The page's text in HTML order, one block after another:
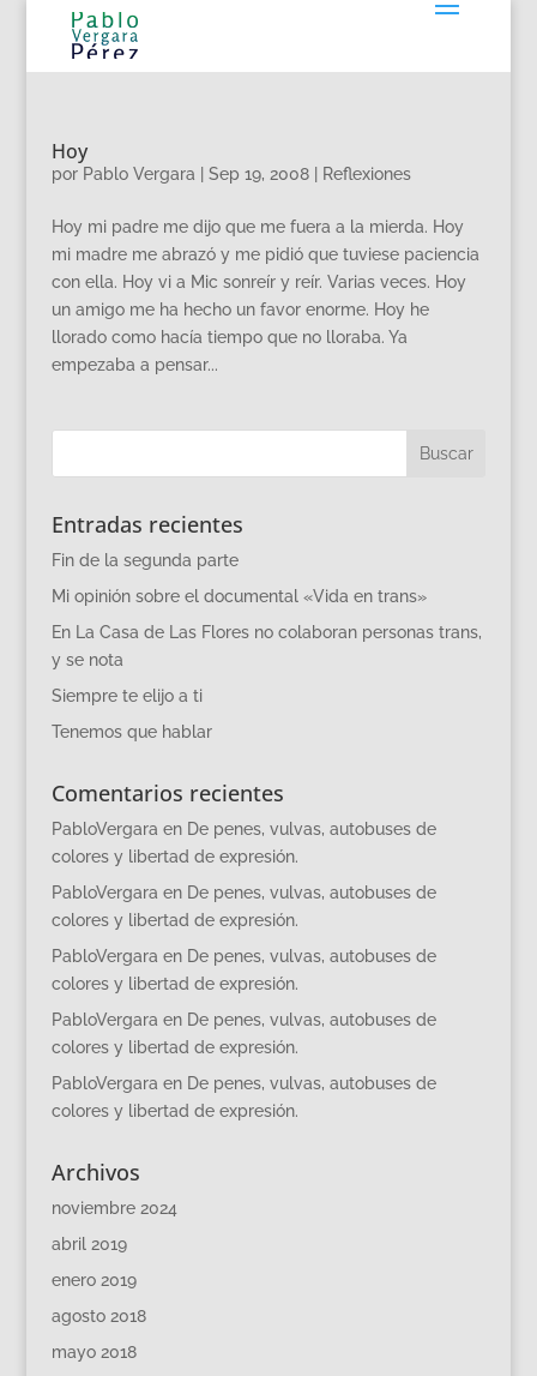
Hoy
por Pablo Vergara Sep 19, 2008| Reflexiones
Hoy mi padre me dijo que me fuera a la mierda. Hoy
mi madre me abrazó y me pidió que tuviese paciencia
con ella. Hoy vi a Mic sonreír y reír. Varias veces. Hoy
un amigo me ha hecho un favor enorme. Hoy he
llorado como hacía tiempo que no lloraba. Ya
empezaba a pensar...
Entradas recientes
Fin de la segunda parte
Mi opinión sobre el documental «Vida en trans»
En La Casa de Las Flores no colaboran personas trans,
y se nota
Siempre te elijo a ti
Tenemos que hablar
Comentarios recientes
PabloVergara en De penes, vulvas, autobuses de
colores y libertad de expresión.
PabloVergara en De penes, vulvas, autobuses de
colores y libertad de expresión.
PabloVergara en De penes, vulvas, autobuses de
colores y libertad de expresión.
PabloVergara en De penes, vulvas, autobuses de
colores y libertad de expresión.
PabloVergara en De penes, vulvas, autobuses de
colores y libertad de expresión.
Archivos
noviembre 2024
abril 2019
enero 2019
agosto 2018
mayo 2018